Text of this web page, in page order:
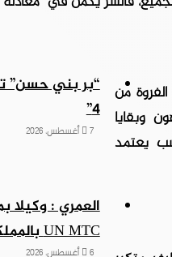
“بر بني حسن”
4”
7 أغسطس، 2026
العمري : وكيلا
UN MTC بالمملكة ودول الخليج العربي
6 أغسطس، 2026
من
وبقايا
يعتمد